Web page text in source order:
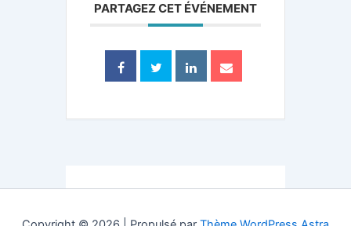
PARTAGEZ CET ÉVÉNEMENT